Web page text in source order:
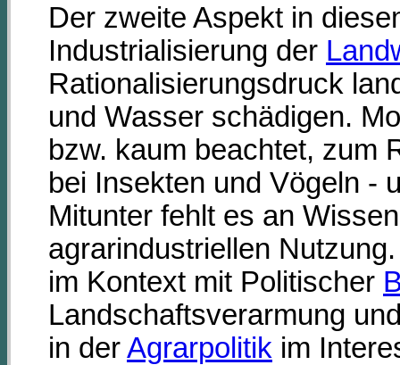
Der zweite Aspekt in
Industrialisierung der
Rationalisierungsdruck
und Wasser schädigen.
bzw. kaum beachtet, zum
bei Insekten und Vögeln -
Mitunter fehlt es an
agrarindustriellen
im Kontext mit Politischer
Landschaftsverarmung
in derAgrarpolitik im